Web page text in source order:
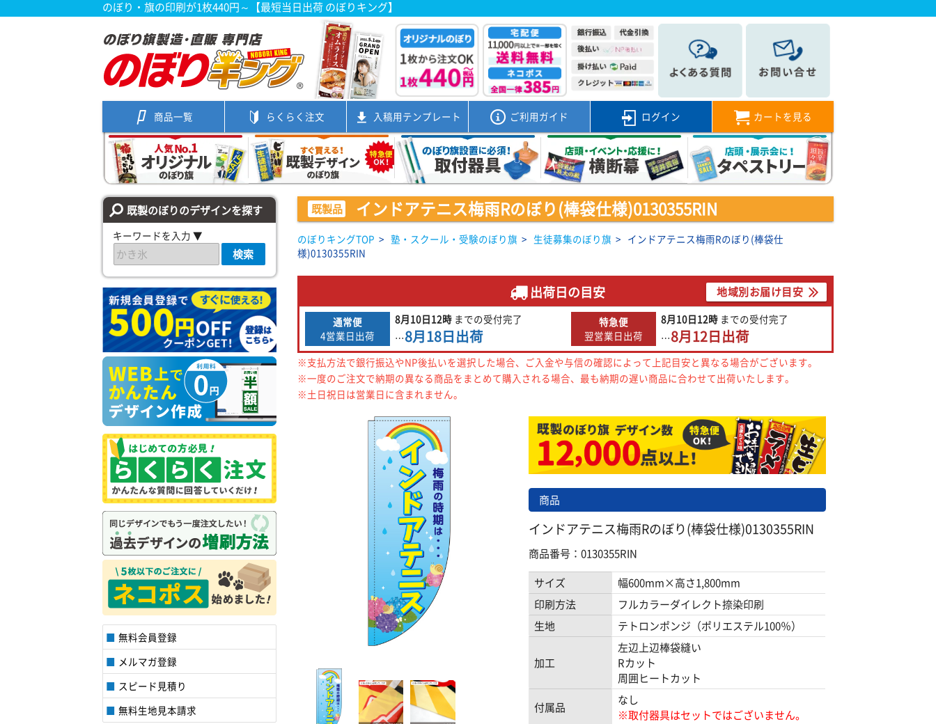
のぼり・旗の印刷が1枚440円～【最短当日出荷 のぼりキング】
商品一覧 らくらく注文 入稿用テンプレート ご利用ガイド ログイン カートを見る
既製のぼりのデザインを探す
キーワードを入力 ▼
検索
無料会員登録
メルマガ登録
スピード見積り
無料生地見本請求
既製品 インドアテニス梅雨Rのぼり(棒袋仕様)0130355RIN
のぼりキングTOP > 塾・スクール・受験のぼり旗 > 生徒募集のぼり旗 > インドアテニス梅雨Rのぼり(棒袋仕
様)0130355RIN
出荷日の目安 地域別お届け目安
通常便
4営業日出荷
8月10日12時 までの受付完了
…8月18日出荷
特急便
翌営業日出荷
8月10日12時 までの受付完了
…8月12日出荷
※支払方法で銀行振込やNP後払いを選択した場合、ご入金や与信の確認によって上記目安と異なる場合がございます。
※一度のご注文で納期の異なる商品をまとめて購入される場合、最も納期の遅い商品に合わせて出荷いたします。
※土日祝日は営業日に含まれません。
商品
インドアテニス梅雨Rのぼり(棒袋仕様)0130355RIN
商品番号：0130355RIN
サイズ
幅600mm×高さ1,800mm
印刷方法
フルカラーダイレクト捺染印刷
生地
テトロンポンジ（ポリエステル100％）
加工
左辺上辺棒袋縫い
Rカット
周囲ヒートカット
付属品
なし
※取付器具はセットではございません。